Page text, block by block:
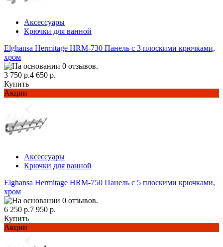
Аксессуары
Крючки для ванной
Elghansa Hermitage HRM-730 Панель с 3 плоскими крючками,
хром
3 750 р.4 650 р.
Купить
Акции
Аксессуары
Крючки для ванной
Elghansa Hermitage HRM-750 Панель с 5 плоскими крючками,
хром
6 250 р.7 950 р.
Купить
Акции